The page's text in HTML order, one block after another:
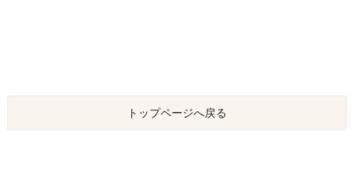
トップページへ戻る